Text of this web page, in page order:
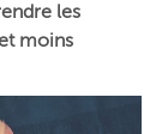
les
moins